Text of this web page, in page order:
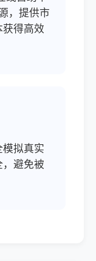
，提供市
得高效
拟真实
避免被